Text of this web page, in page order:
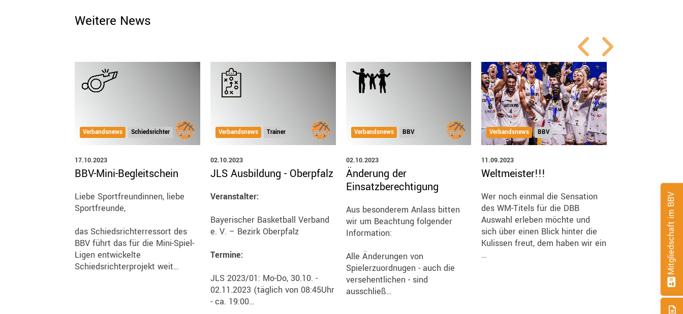
Weitere News
Verbandsnews Schiedsrichter
17.10.2023
BBV-Mini-Begleitschein
Liebe Sportfreundinnen, liebe
Sportfreunde,
das Schiedsrichterressort des
BBV führt das für die Mini-Spiel-
Ligen entwickelte
Schiedsrichterprojekt weit…
Verbandsnews Trainer
02.10.2023
JLS Ausbildung - Oberpfalz
Veranstalter:
Bayerischer Basketball Verband
e. V. – Bezirk Oberpfalz
Termine:
JLS 2023/01: Mo-Do, 30.10. -
02.11.2023 (täglich von 08:45Uhr
- ca. 19:00…
Verbandsnews BBV
02.10.2023
Änderung der
Einsatzberechtigung
Aus besonderem Anlass bitten
wir um Beachtung folgender
Information:
Alle Änderungen von
Spielerzuordnugen - auch die
versehentlichen - sind
ausschließ…
Verbandsnews BBV
11.09.2023
Weltmeister!!!
Wer noch einmal die Sensation
des WM-Titels für die DBB
Auswahl erleben möchte und
sich über einen Blick hinter die
Kulissen freut, dem haben wir ein
…
Die Nutzung
wird für jeden
in TeamSL mit
Mailadresse
geschaltet. Die
Mitgliedschaft im BBV